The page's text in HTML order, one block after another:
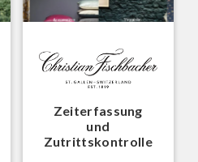
Zeiterfassung
und
Zutrittskontrolle